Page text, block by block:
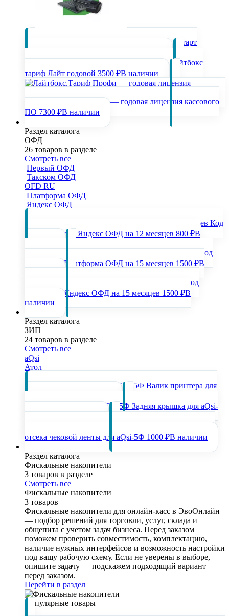
ПО Дримкас Старт
ПО Лайтбокс
тариф Лайт годовой 3500 ₽В наличии
Лайтбокс.Тариф Профи — годовая лицензия кассового
ПО 7300 ₽В наличии
Раздел каталога
ОФД
26 товаров в разделе
Смотреть все
Первый ОФД
Такском ОФД
OFD RU
Платформа ОФД
Яндекс ОФД
Популярные товары раздела
Код
активации для Яндекс ОФД на 12 месяцев 800 ₽В
Код
активации Платформа ОФД на 15 месяцев 1500 ₽В
Код
активации Яндекс ОФД на 15 месяцев 1500 ₽В
наличии
Раздел каталога
ЗИП
24 товаров в разделе
Смотреть все
aQsi
Атол
Популярные товары раздела
Валик принтера для
Задняя крышка для aQsi-
Крышка
отсека чековой ленты для aQsi-5Ф 1000 ₽В наличии
Раздел каталога
Фискальные накопители
3 товаров в разделе
Смотреть все
Фискальные накопители
3 товаров
Фискальные накопители для онлайн-касс в ЭвоОнлайн
— подбор решений для торговли, услуг, склада и
общепита с учетом задач бизнеса. Перед заказом
поможем проверить совместимость, комплектацию,
наличие нужных интерфейсов и возможность настройки
под вашу рабочую схему. Если не уверены в выборе,
опишите задачу — подскажем подходящий вариант
перед заказом.
Перейти в раздел
Популярные товары